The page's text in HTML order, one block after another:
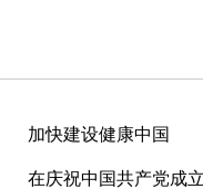
加快建设健康中国
在庆祝中国共产党成